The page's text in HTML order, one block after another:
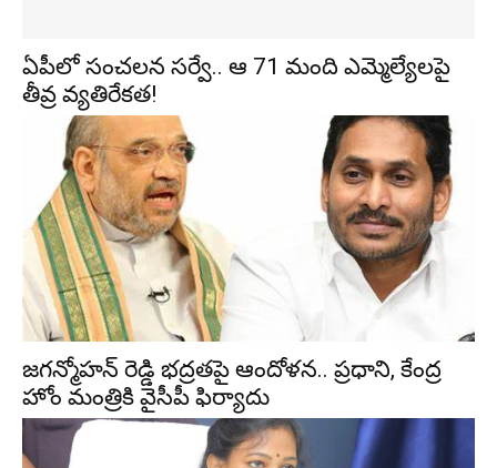
ఏపీలో సంచలన సర్వే.. ఆ 71 మంది ఎమ్మెల్యేలపై
తీవ్ర వ్యతిరేకత!
జగన్మోహన్ రెడ్డి భద్రతపై ఆందోళన.. ప్రధాని, కేంద్ర
హోం మంత్రికి వైసీపీ ఫిర్యాదు